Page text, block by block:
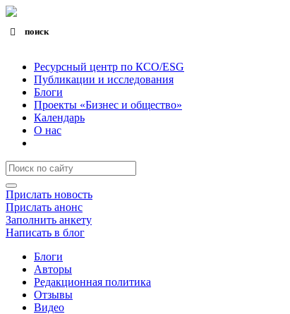
поиск
Ресурсный центр по КСО/ESG
Публикации и исследования
Блоги
Проекты «Бизнес и общество»
Календарь
О нас
Прислать новость
Прислать анонс
Заполнить анкету
Написать в блог
Блоги
Авторы
Редакционная политика
Отзывы
Видео